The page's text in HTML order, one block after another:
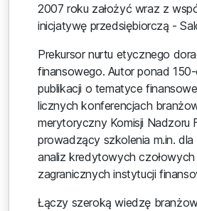
2007 roku założyć wraz z
inicjatywę przedsiębiorczą -
Prekursor nurtu etycznego
finansowego. Autor ponad
publikacji o tematyce
licznych konferencjach
merytoryczny Komisji Nadzoru
prowadzący szkolenia m.in.
analiz kredytowych
zagranicznych instytucji
Łączy szeroką wiedzę